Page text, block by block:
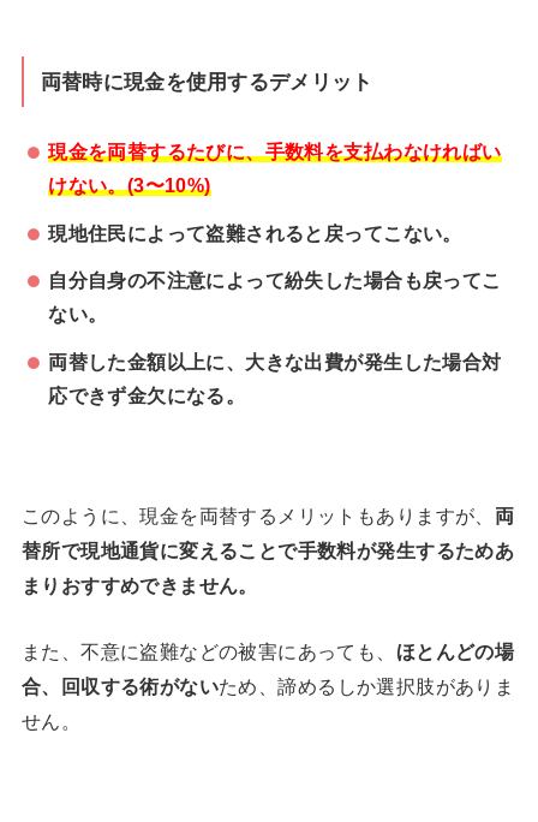
両替時に現金を使用するデメリット
現金を両替するたびに、手数料を支払わなければい
けない。(3〜10%)
現地住民によって盗難されると戻ってこない。
自分自身の不注意によって紛失した場合も戻ってこ
ない。
両替した金額以上に、大きな出費が発生した場合対
応できず金欠になる。
このように、現金を両替するメリットもありますが、 両
替所で現地通貨に変えることで手数料が発生するためあ
まりおすすめできません。
また、不意に盗難などの被害にあっても、 ほとんどの場
合、回収する術がないため、諦めるしか選択肢がありま
せん。